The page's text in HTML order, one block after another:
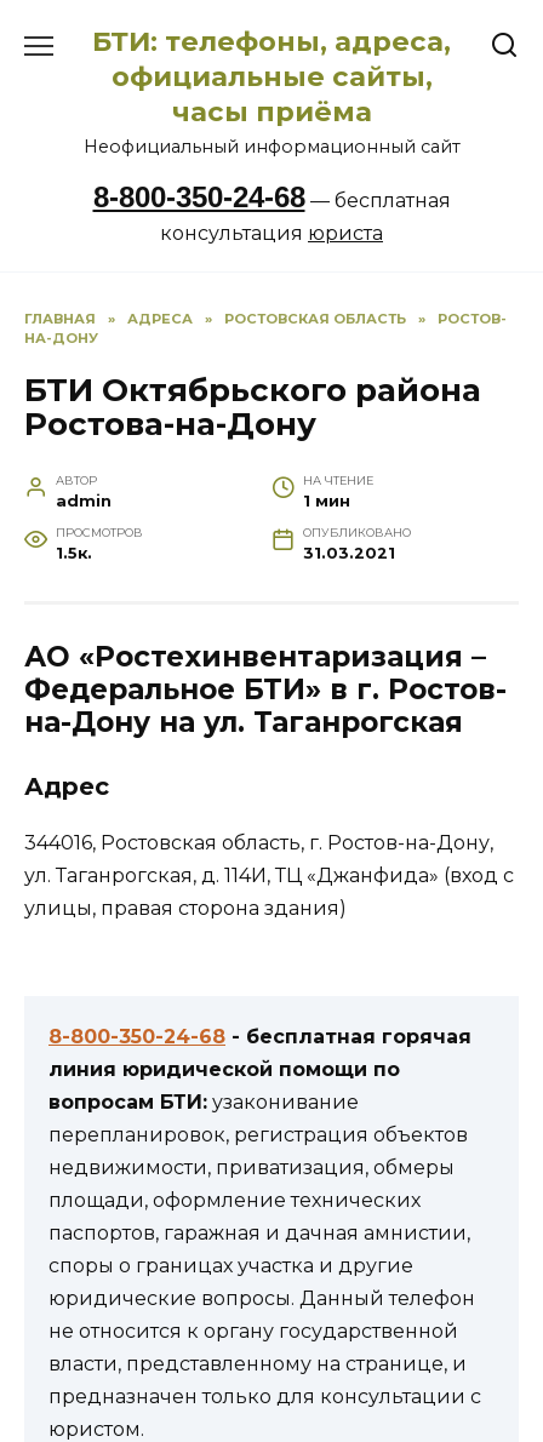
содержанию
БТИ: телефоны, адреса,
официальные сайты,
часы приёма
Неофициальный информационный сайт
8-800-350-24-68— бесплатная
консультация юриста
ГЛАВНАЯ » АДРЕСА » РОСТОВСКАЯ ОБЛАСТЬ »
РОСТОВ-
НА-ДОНУ
БТИ Октябрьского района
Ростова-на-Дону
АВТОР
admin
НА ЧТЕНИЕ
1 мин
ПРОСМОТРОВ
1.5к.
ОПУБЛИКОВАНО
31.03.2021
АО «Ростехинвентаризация –
Федеральное БТИ» в г. Ростов-
на-Дону на ул. Таганрогская
Адрес
344016, Ростовская область, г. Ростов-на-Дону,
ул. Таганрогская, д. 114И, ТЦ «Джанфида» (вход с
улицы, правая сторона здания)
8-800-350-24-68 - бесплатная горячая
линия юридической помощи по
вопросам БТИ: узаконивание
перепланировок, регистрация объектов
недвижимости, приватизация, обмеры
площади, оформление технических
паспортов, гаражная и дачная амнистии,
споры о границах участка и другие
юридические вопросы. Данный телефон
не относится к органу государственной
власти, представленному на странице, и
предназначен только для консультации с
юристом.